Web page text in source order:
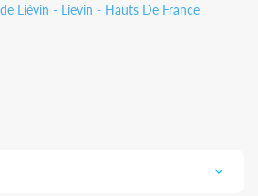
Liévin - Lievin - Hauts De France